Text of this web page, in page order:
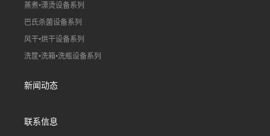
蒸煮•漂烫设备系列
巴氏杀菌设备系列
风干•烘干设备系列
洗筐•洗箱•洗瓶设备系列
新闻动态
联系信息